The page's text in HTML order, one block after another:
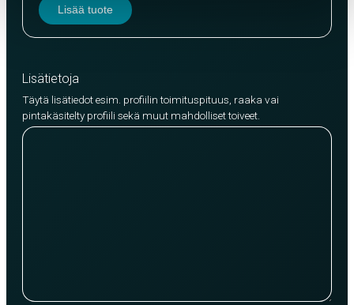
Lisää tuote
Lisätietoja
Täytä lisätiedot esim. profiilin toimituspituus, raaka vai
pintakäsitelty profiili sekä muut mahdolliset toiveet.